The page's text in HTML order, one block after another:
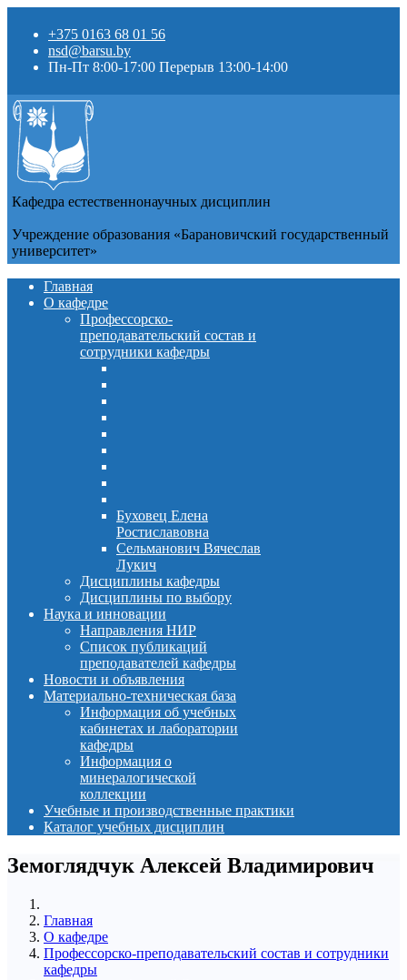
+375 0163 68 01 56
nsd@barsu.by
Пн-Пт 8:00-17:00 Перерыв 13:00-14:00
Кафедра естественнонаучных дисциплин
Учреждение образования «Барановичский государственный
университет»
Главная
О кафедре
Профессорско-
преподавательский состав и
сотрудники кафедры
Буховец Елена
Ростиславовна
Сельманович Вячеслав
Лукич
Дисциплины кафедры
Дисциплины по выбору
Наука и инновации
Направления НИР
Список публикаций
преподавателей кафедры
Новости и объявления
Материально-техническая база
Информация об учебных
кабинетах и лаборатории
кафедры
Информация о
минералогической
коллекции
Учебные и производственные практики
Каталог учебных дисциплин
Земоглядчук Алексей Владимирович
Главная
О кафедре
Профессорско-преподавательский состав и сотрудники
кафедры